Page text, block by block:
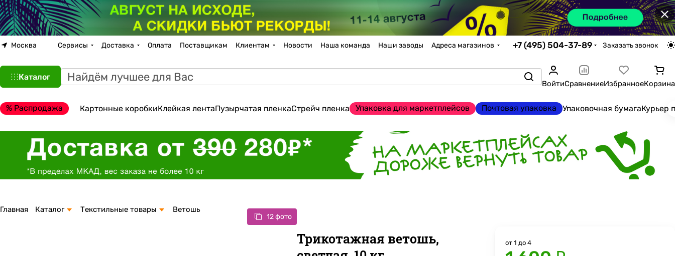
×
Москва Сервисы Доставка Оплата Поставщикам Клиентам Новости Наша команда Наши заводы Адреса магазинов +7 (495) 504-37-89 Заказать звонок
Каталог
ВойтиСравнениеИзбранноеКорзина
% Распродажа Картонные коробкиКлейкая лентаПузырчатая пленкаСтрейч пленка Упаковка для маркетплейсов Почтовая упаковка Упаковочная бумагаКурьер
Главная Каталог Текстильные товары Ветошь
12 фото
Трикотажная ветошь,
от 1 до 4